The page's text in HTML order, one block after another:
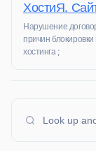
ХостиЯ.
Нарушение
причин
хостинга ;